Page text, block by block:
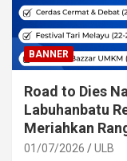
BANNER
Road to Dies
Labuhanbatu
Meriahkan
01/07/2026 ULB